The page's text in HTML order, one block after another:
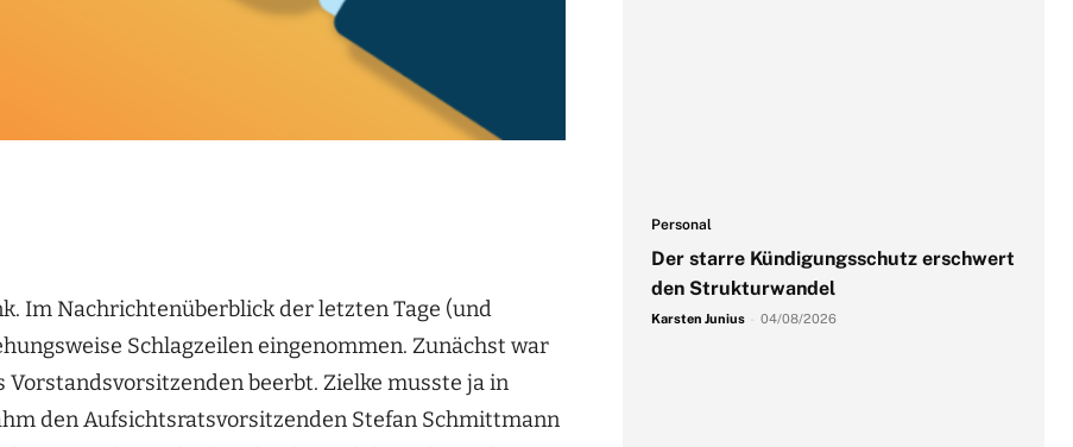
Im Nachrichtenüberblick der letzten Tage (und
Schlagzeilen eingenommen. Zunächst war
Vorstandsvorsitzenden beerbt. Zielke musste ja in
den Aufsichtsratsvorsitzenden Stefan Schmittmann
Personal
Der starre Kündigungsschutz erschwert
den Strukturwandel
Karsten Junius 04/08/2026